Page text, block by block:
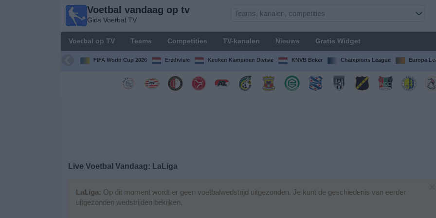
Voetbal vandaag op tv
Gids Voetbal TV
Voetbal op TV Teams Competities TV-kanalen Nieuws Gratis Widget
FIFA World Cup 2026 Eredivisie Keuken Kampioen Divisie KNVB Beker Champions League Europa
Live Voetbal Vandaag: LaLiga
LaLiga: Op dit moment wordt er geen voetbalwedstrijd uitgezonden. Je kunt de geschiedenis van eerder
uitgezonden wedstrijden bekijken.